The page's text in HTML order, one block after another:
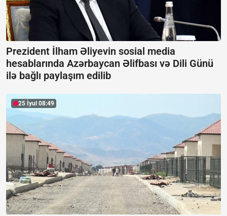
Prezident İlham Əliyevin sosial media
hesablarında Azərbaycan Əlifbası və Dili Günü
ilə bağlı paylaşım edilib
25 İyul 08:49